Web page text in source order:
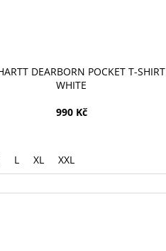
DEARBORN POCKET T-SHIRT
WHITE
990 Kč
L XL XXL